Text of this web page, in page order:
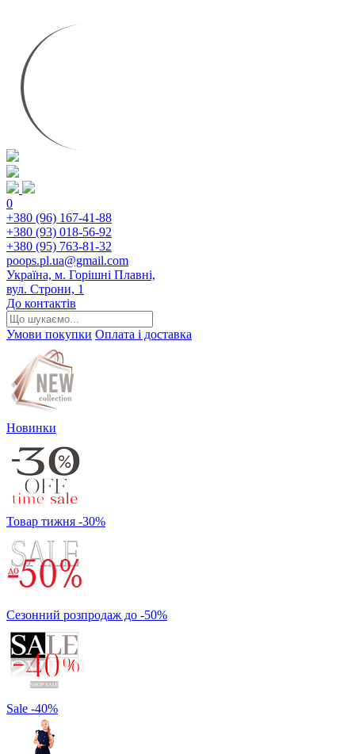
0
+380 (96) 167-41-88
+380 (93) 018-56-92
+380 (95) 763-81-32
poops.pl.ua@gmail.com
Україна, м. Горішні Плавні,
вул. Строни, 1
До контактів
Умови покупки Оплата і доставка
Новинки
Товар тижня -30%
Сезонний розпродаж до -50%
Sale -40%